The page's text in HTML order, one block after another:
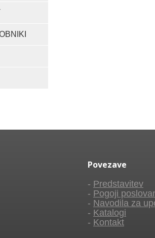
Povezave
- Predstavitev
- Pogoji
- Navodila za
- Katalogi
- Kontakt